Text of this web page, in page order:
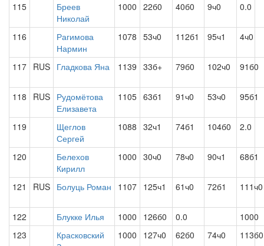
115
Бреев
Николай
1000 22б0 40б0 9ч0 0.0
116
Рагимова
Нармин
1078 53ч0 112б1 95ч1 4ч0
117 RUS Гладкова Яна 1139 33б+ 79б0 102ч0 91б0
118 RUS Рудомётова
Елизавета
1105 63б1 91ч0 53ч0 95б1
119
Щеглов
Сергей
1088 32ч1 74б1 104б0 2.0
120
Белехов
Кирилл
1000 30ч0 78ч0 90ч1 68б1
121 RUS Болуць Роман 1107 125ч1 61ч0 72б1 111ч0
122 Блукке Илья 1000 126б0 0.0
1000
123
Красковский
1000 127ч0 62б0 74ч0 113б0